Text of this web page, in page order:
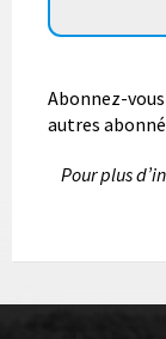
Abonnez-
autres
Pour plus